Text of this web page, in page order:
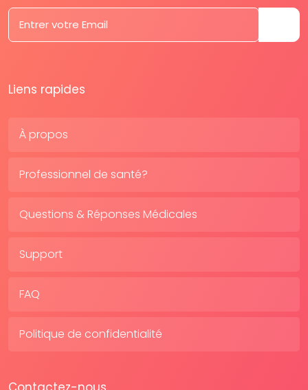
Liens rapides
À propos
Professionnel de santé?
Questions & Réponses Médicales
Support
FAQ
Politique de confidentialité